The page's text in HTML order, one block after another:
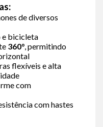
de diversos
e bicicleta
360°, permitindo
flexíveis e alta
com
com hastes